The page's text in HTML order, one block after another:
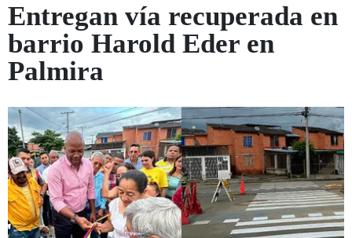
Entregan vía recuperada en
barrio Harold Eder en
Palmira